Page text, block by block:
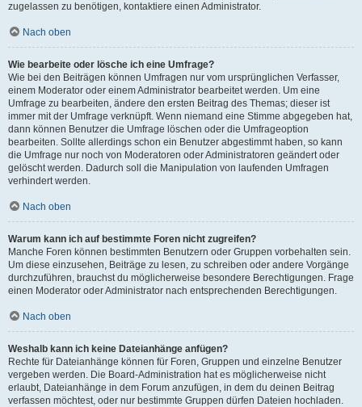
zugelassen zu benötigen, kontaktiere einen Administrator.
Nach oben
Wie bearbeite oder lösche ich eine Umfrage?
Wie bei den Beiträgen können Umfragen nur vom ursprünglichen Verfasser,
einem Moderator oder einem Administrator bearbeitet werden. Um eine
Umfrage zu bearbeiten, ändere den ersten Beitrag des Themas; dieser ist
immer mit der Umfrage verknüpft. Wenn niemand eine Stimme abgegeben hat,
dann können Benutzer die Umfrage löschen oder die Umfrageoption
bearbeiten. Sollte allerdings schon ein Benutzer abgestimmt haben, so kann
die Umfrage nur noch von Moderatoren oder Administratoren geändert oder
gelöscht werden. Dadurch soll die Manipulation von laufenden Umfragen
verhindert werden.
Nach oben
Warum kann ich auf bestimmte Foren nicht zugreifen?
Manche Foren können bestimmten Benutzern oder Gruppen vorbehalten sein.
Um diese einzusehen, Beiträge zu lesen, zu schreiben oder andere Vorgänge
durchzuführen, brauchst du möglicherweise besondere Berechtigungen. Frage
einen Moderator oder Administrator nach entsprechenden Berechtigungen.
Nach oben
Weshalb kann ich keine Dateianhänge anfügen?
Rechte für Dateianhänge können für Foren, Gruppen und einzelne Benutzer
vergeben werden. Die Board-Administration hat es möglicherweise nicht
erlaubt, Dateianhänge in dem Forum anzufügen, in dem du deinen Beitrag
verfassen möchtest, oder nur bestimmte Gruppen dürfen Dateien hochladen.